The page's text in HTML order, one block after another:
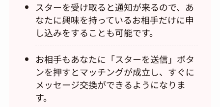
スターを受け取ると通知が来るので、あ
なたに興味を持っているお相手だけに申
し込みをすることも可能です。
お相手もあなたに「スターを送信」ボタ
ンを押すとマッチングが成立し、すぐに
メッセージ交換ができるようになりま
す。